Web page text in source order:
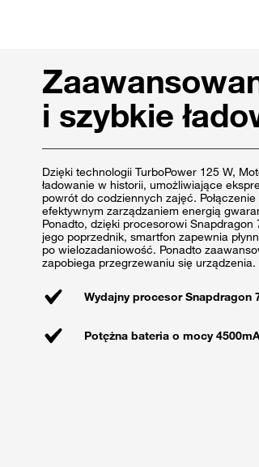
i szybkie
Dzięki technologii TurboPower 125 W,
ładowanie w historii, umożliwiające
powrót do codziennych zajęć.
efektywnym zarządzaniem energią
Ponadto, dzięki procesorowi
jego poprzednik, smartfon zapewnia
po wielozadaniowość. Ponadto
zapobiega przegrzewaniu się urządzenia.
Wydajny procesor Snapdragon
Potężna bateria o mocy